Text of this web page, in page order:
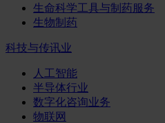
生命科学工具与制药服务
生物制药
科技与传讯业
人工智能
半导体行业
数字化咨询业务
物联网